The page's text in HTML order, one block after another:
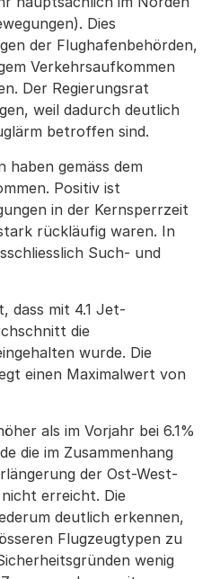
Dies
der Flughafenbehörden,
Verkehrsaufkommen
Der Regierungsrat
weil dadurch deutlich
betroffen sind.
haben gemäss dem
Positiv ist
in der Kernsperrzeit
rückläufig waren. In
Such- und
dass mit 4.1 Jet-
die
wurde. Die
einen Maximalwert von
als im Vorjahr bei 6.1%
die im Zusammenhang
der Ost-West-
erreicht. Die
deutlich erkennen,
Flugzeugtypen zu
wenig